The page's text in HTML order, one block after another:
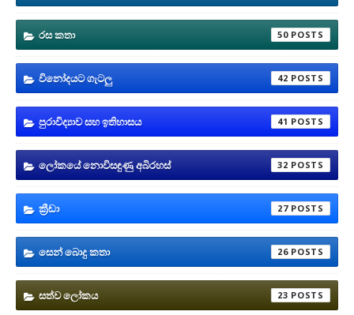
රස කතා 50
විනෝදයට ගැටලු 42
පුරාවිද්‍යාව සහ ඉතිහාසය 41
ලෝකයේ නොවිසඳුණු අබිරහස් 32
ක්‍රීඩා 27
සෙන් බොදු කතා 26
සත්ව ලෝකය 23